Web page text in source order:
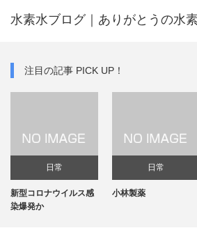
水素水ブログ｜ありがとうの水
注目の記事 PICK UP！
日常
新型コロナウイルス感
染爆発か
日常
小林製薬